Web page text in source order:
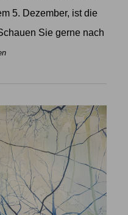
5. Dezember, ist die
Sie gerne nach